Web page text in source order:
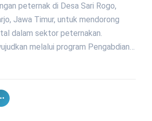
peternak di Desa Sari Rogo,
Jawa Timur, untuk mendorong
dalam sektor peternakan.
melalui program Pengabdian…